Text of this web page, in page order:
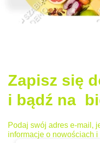
Zapisz się
i bądź na
Podaj swój adres e-mail,
informacje o nowościach i